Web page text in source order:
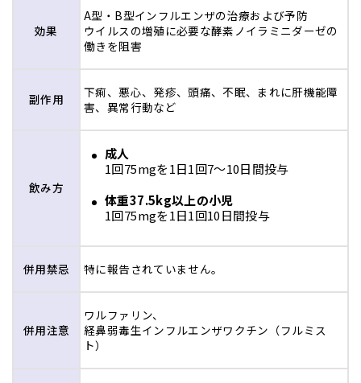
5日目 宮古郡
6日目 八重山郡竹富町
不定
(4～11日)
東村、八重山郡与那国町
効果
A型・B型インフルエンザの治療および予防
ウイルスの増殖に必要な酵素ノイラミニダーゼの
働きを阻害
副作用
下痢、悪心、発疹、頭痛、不眠、まれに肝機能障
害、異常行動など
飲み方
成人
1回75mgを1日1回7〜10日間投与
体重37.5kg以上の小児
1回75mgを1日1回10日間投与
併用禁忌 特に報告されていません。
併用注意
ワルファリン、
経鼻弱毒生インフルエンザワクチン（フルミス
ト）